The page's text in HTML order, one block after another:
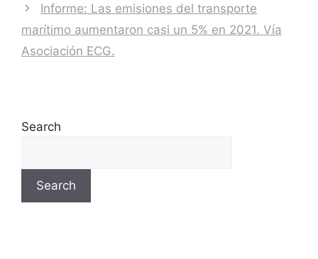
Informe: Las emisiones del transporte
marítimo aumentaron casi un 5% en 2021. Vía
Asociación ECG.
Search
Search